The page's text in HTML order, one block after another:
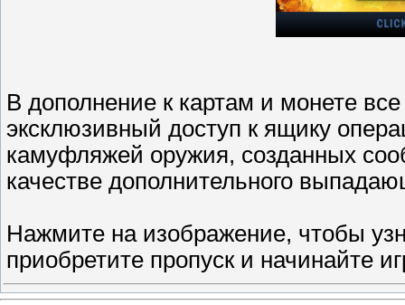
В дополнение к картам и монете
эксклюзивный доступ к ящику
камуфляжей оружия, созданных
качестве дополнительного
Нажмите на изображение, чтобы
приобретите пропуск и начинайте